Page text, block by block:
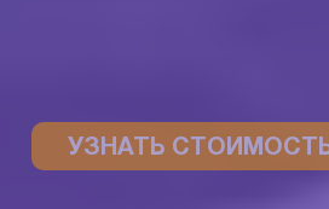
УЗНАТЬ